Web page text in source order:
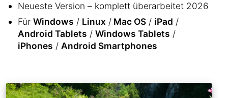
Neueste Version – komplett überarbeitet 2026
Für Windows / Linux / Mac OS / iPad /
Android Tablets / Windows Tablets /
iPhones / Android Smartphones